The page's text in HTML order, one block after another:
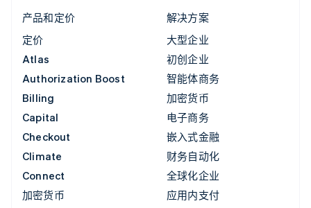
产品和定价
定价
Atlas
Authorization Boost
Billing
Capital
Checkout
Climate
Connect
加密货币
解决方案
大型企业
初创企业
智能体商务
加密货币
电子商务
嵌入式金融
财务自动化
全球化企业
应用内支付